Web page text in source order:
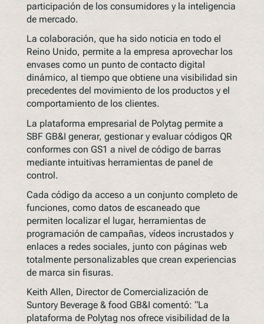
participación de los consumidores y la inteligencia
de mercado.
La colaboración, que ha sido noticia en todo el
Reino Unido, permite a la empresa aprovechar los
envases como un punto de contacto digital
dinámico, al tiempo que obtiene una visibilidad sin
precedentes del movimiento de los productos y el
comportamiento de los clientes.
La plataforma empresarial de Polytag permite a
SBF GB&I generar, gestionar y evaluar códigos QR
conformes con GS1 a nivel de código de barras
mediante intuitivas herramientas de panel de
control.
Cada código da acceso a un conjunto completo de
funciones, como datos de escaneado que
permiten localizar el lugar, herramientas de
programación de campañas, vídeos incrustados y
enlaces a redes sociales, junto con páginas web
totalmente personalizables que crean experiencias
de marca sin fisuras.
Keith Allen, Director de Comercialización de
Suntory Beverage & food GB&I comentó: “La
plataforma de Polytag nos ofrece visibilidad de la